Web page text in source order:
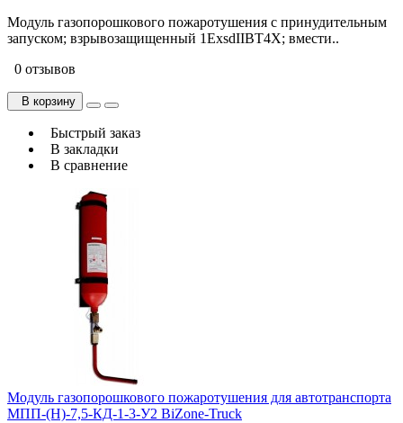
Модуль газопорошкового пожаротушения с принудительным
запуском; взрывозащищенный 1ExsdIIBT4X; вмести..
0 отзывов
В корзину
Быстрый заказ
В закладки
В сравнение
Модуль газопорошкового пожаротушения для автотранспорта
МПП-(Н)-7,5-КД-1-3-У2 BiZone-Truck